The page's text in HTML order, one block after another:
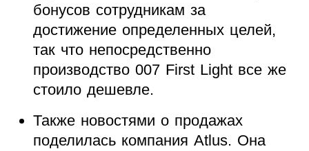
бонусов сотрудникам за
достижение определенных целей,
так что непосредственно
производство 007 First Light все же
стоило дешевле.
Также новостями о продажах
поделилась компания Atlus. Она